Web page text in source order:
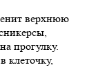
верхнюю
прогулку.
клеточку,